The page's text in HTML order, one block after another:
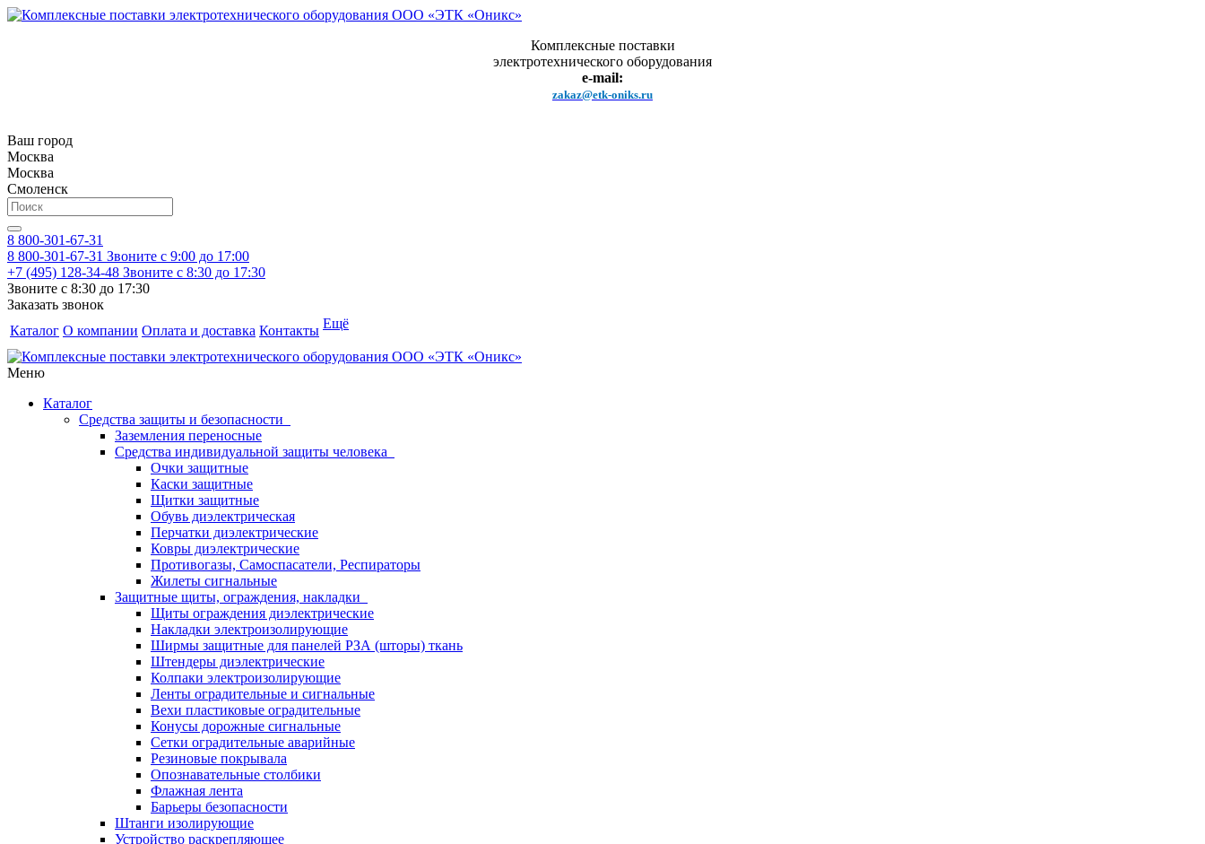
Комплексные поставки
электротехнического оборудования
e-mail:
zakaz@etk-oniks.ru
Ваш город
Москва
Москва
Смоленск
8 800-301-67-31
8 800-301-67-31 Звоните с 9:00 до 17:00
+7 (495) 128-34-48 Звоните с 8:30 до 17:30
Звоните с 8:30 до 17:30
Заказать звонок
Каталог О компании Оплата и доставка Контакты Ещё
Меню
Каталог
Средства защиты и безопасности
Заземления переносные
Средства индивидуальной защиты человека
Очки защитные
Каски защитные
Щитки защитные
Обувь диэлектрическая
Перчатки диэлектрические
Ковры диэлектрические
Противогазы, Самоспасатели, Респираторы
Жилеты сигнальные
Защитные щиты, ограждения, накладки
Щиты ограждения диэлектрические
Накладки электроизолирующие
Ширмы защитные для панелей РЗА (шторы) ткань
Штендеры диэлектрические
Колпаки электроизолирующие
Ленты оградительные и сигнальные
Вехи пластиковые оградительные
Конусы дорожные сигнальные
Сетки оградительные аварийные
Резиновые покрывала
Опознавательные столбики
Флажная лента
Барьеры безопасности
Штанги изолирующие
Устройство раскрепляющее